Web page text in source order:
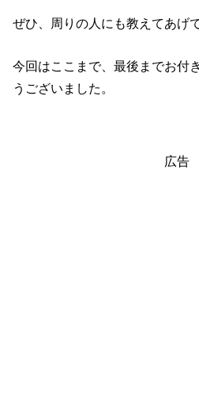
ぜひ、周りの人にも教えてあげ
今回はここまで、最後までお付
うございました。
広告